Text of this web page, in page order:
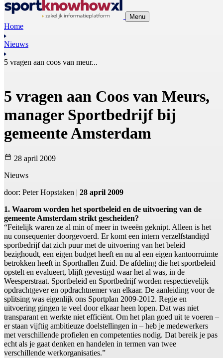
Menu
Home
Nieuws
5 vragen aan coos van meur...
5 vragen aan Coos van Meurs,
manager Sportbedrijf bij
gemeente Amsterdam
28 april 2009
Nieuws
door: Peter Hopstaken | 28 april 2009
1. Waarom worden het sportbeleid en de uitvoering van de
gemeente Amsterdam strikt gescheiden?
“Feitelijk waren ze al min of meer in tweeën geknipt. Alleen is het
nu consequenter doorgevoerd. Er komt een intern verzelfstandigd
sportbedrijf dat zich puur met de uitvoering van het beleid
bezighoudt, een eigen budget heeft en nu al een eigen kantoorruimte
betrokken heeft in Sporthallen Zuid. De afdeling die het sportbeleid
opstelt en evalueert, blijft gevestigd waar het al was, in de
Weesperstraat. Sportbeleid en Sportbedrijf worden respectievelijk
opdrachtgever en opdrachtnemer van elkaar. De aanleiding voor de
splitsing was eigenlijk ons Sportplan 2009-2012. Regie en
uitvoering gingen te veel door elkaar heen lopen. Dat was niet
transparant en werkte niet efficiënt. Om het plan goed uit te voeren –
er staan vijftig ambitieuze doelstellingen in – heb je medewerkers
met verschillende profielen en competenties nodig. Dat bereik je pas
echt als je gaat denken en handelen in termen van twee
verschillende werkorganisaties.”